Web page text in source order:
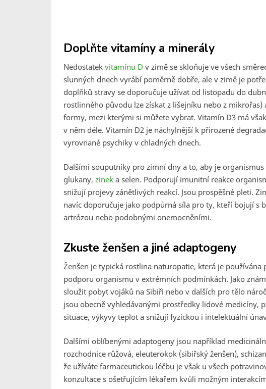
Doplňte vitamíny a minerály
Nedostatek vitamínu D v zimě se skloňuje ve všech
slunných dnech vyrábí poměrně dobře, ale v zimě je
doplňků stravy se doporučuje užívat od listopadu do
rostlinného původu lze získat z lišejníku nebo z mikrořas)
formy, mezi kterými si můžete vybrat. Vitamín D3 má
v něm déle. Vitamín D2 je náchylnější k přirozené
vyrovnané psychiky v chladných dnech.
Dalšími souputníky pro zimní dny a to, aby je
glukany, zinek a selen. Podporují imunitní reakce
snižují projevy zánětlivých reakcí. Jsou prospěšné pleti.
navíc doporučuje jako podpůrná síla pro ty, kteří bojují s
artrózou nebo podobnými onemocněními.
Zkuste ženšen a jiné adaptogeny
Ženšen je typická rostlina naturopatie, která je
podporu organismu v extrémních podmínkách. Jako
sloužit pobyt vojáků na Sibiři nebo v dalších pro tělo
jsou obecně vyhledávanými prostředky lidové medicíny,
situace, výkyvy teplot a snižují fyzickou i intelektuální
Dalšími oblíbenými adaptogeny jsou například
rozchodnice růžová, eleuterokok (sibiřský ženšen),
že užíváte farmaceutickou léčbu je však u všech
konzultace s ošetřujícím lékařem kvůli možným